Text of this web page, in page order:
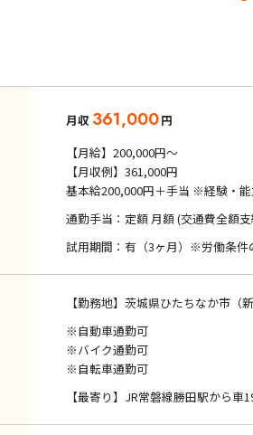
月収 361,000円
【月給】200,000円～
【月収例】361,000円
基本給200,000円＋手当 ※経験・
通勤手当：定額 月額 (交通費全額
試用期間：有（3ヶ月）※労働条件
【勤務地】茨城県ひたちなか市（
※自動車通勤可
※バイク通勤可
※自転車通勤可
【最寄り】JR常磐線勝田駅から車